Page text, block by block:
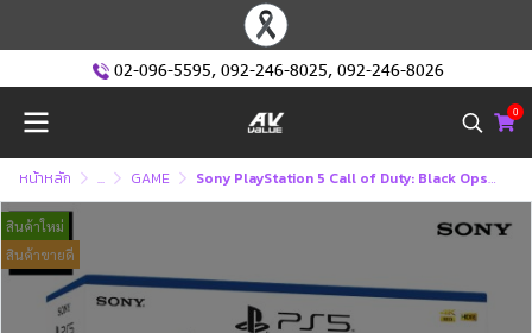
02-096-5595, 092-246-8025, 092-246-8026
0
หน้าหลัก ... GAME Sony PlayStation 5 Call of Duty: Black Ops 6 Bundle (Disc Edition) [ASIA-00492] (PS5)
สินค้าใหม่
สินค้าขายดี